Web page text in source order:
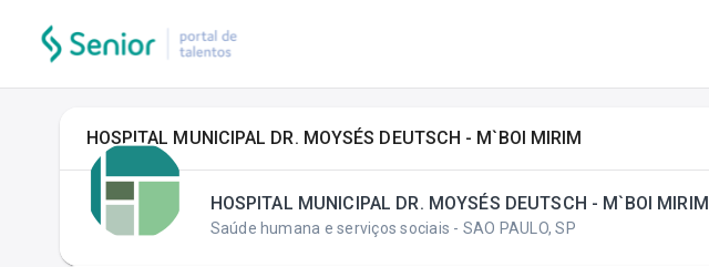
HOSPITAL MUNICIPAL DR. MOYSÉS DEUTSCH - M`BOI MIRIM
HOSPITAL MUNICIPAL DR. MOYSÉS DEUTSCH - M`BOI MIRIM
Saúde humana e serviços sociais - SAO PAULO, SP